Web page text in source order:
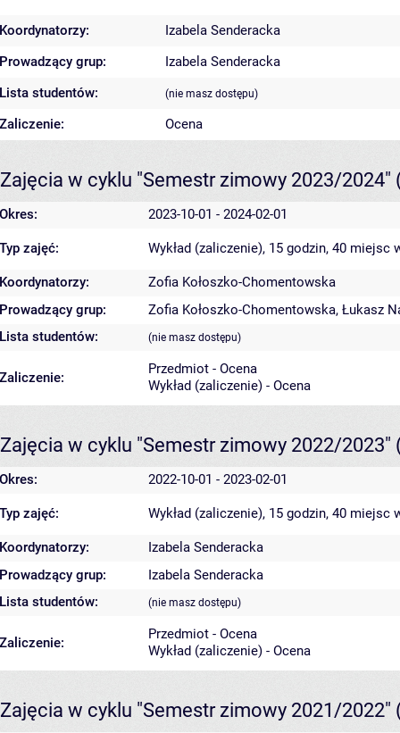
Koordynatorzy:
Izabela Senderacka
Prowadzący grup:
Izabela Senderacka
Lista studentów:
(nie masz dostępu)
Zaliczenie: Ocena
Zajęcia w cyklu "Semestr zimowy 2023/2024"
Okres: 2023-10-01 - 2024-02-01
Typ zajęć: Wykład (zaliczenie), 15 godzin, 40 miejsc
Koordynatorzy:
Zofia Kołoszko-Chomentowska
Prowadzący grup:
Zofia Kołoszko-Chomentowska, Łukasz
Lista studentów:
(nie masz dostępu)
Zaliczenie:
Przedmiot - Ocena
Wykład (zaliczenie) - Ocena
Zajęcia w cyklu "Semestr zimowy 2022/2023"
Okres: 2022-10-01 - 2023-02-01
Typ zajęć: Wykład (zaliczenie), 15 godzin, 40 miejsc
Koordynatorzy:
Izabela Senderacka
Prowadzący grup:
Izabela Senderacka
Lista studentów:
(nie masz dostępu)
Zaliczenie:
Przedmiot - Ocena
Wykład (zaliczenie) - Ocena
Zajęcia w cyklu "Semestr zimowy 2021/2022"